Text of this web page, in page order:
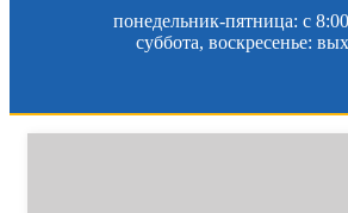
понедельник-пятница: c
суббота, воскресенье: